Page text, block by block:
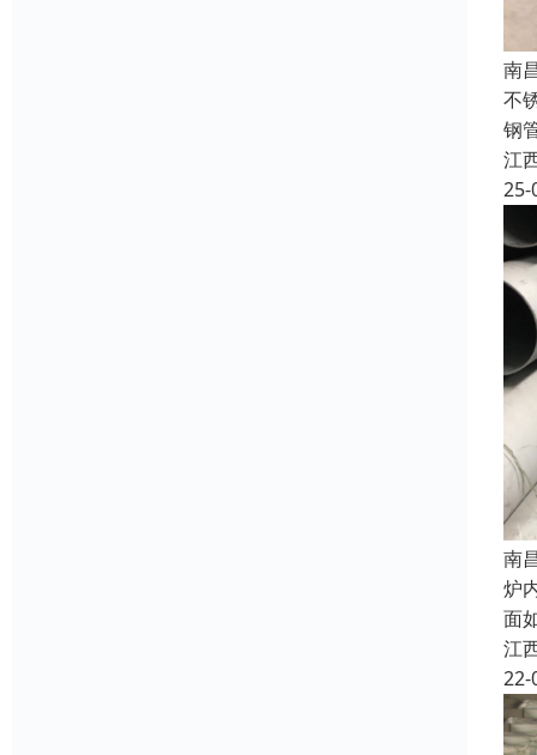
南
不
钢
江
25-
南
炉
面
江
22-